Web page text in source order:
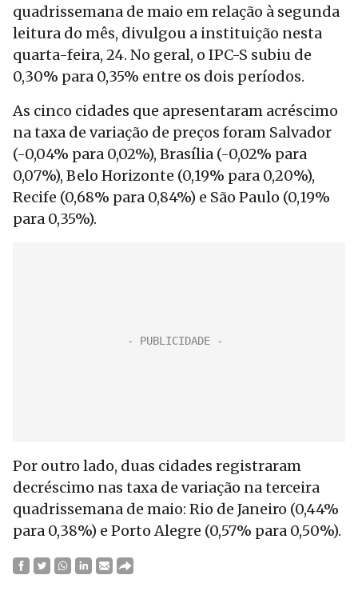
quadrissemana de maio em relação à segunda
leitura do mês, divulgou a instituição nesta
quarta-feira, 24. No geral, o IPC-S subiu de
0,30% para 0,35% entre os dois períodos.
As cinco cidades que apresentaram acréscimo
na taxa de variação de preços foram Salvador
(-0,04% para 0,02%), Brasília (-0,02% para
0,07%), Belo Horizonte (0,19% para 0,20%),
Recife (0,68% para 0,84%) e São Paulo (0,19%
para 0,35%).
Por outro lado, duas cidades registraram
decréscimo nas taxa de variação na terceira
quadrissemana de maio: Rio de Janeiro (0,44%
para 0,38%) e Porto Alegre (0,57% para 0,50%).